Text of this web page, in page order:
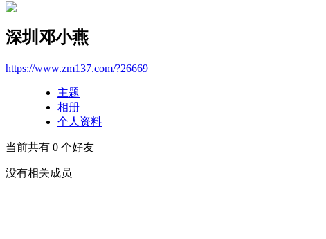
深圳邓小燕
https://www.zm137.com/?26669
主题
相册
个人资料
当前共有 0 个好友
没有相关成员